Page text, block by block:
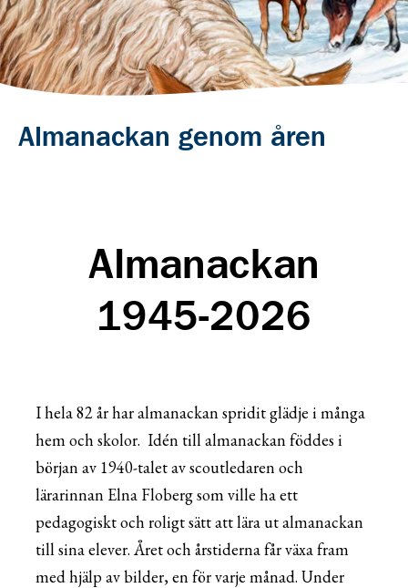
Almanackan genom åren
Almanackan
1945-2026
I hela 82 år har almanackan spridit glädje i många
hem och skolor. Idén till almanackan föddes i
början av 1940-talet av scoutledaren och
lärarinnan Elna Floberg som ville ha ett
pedagogiskt och roligt sätt att lära ut almanackan
till sina elever. Året och årstiderna får växa fram
med hjälp av bilder, en för varje månad. Under